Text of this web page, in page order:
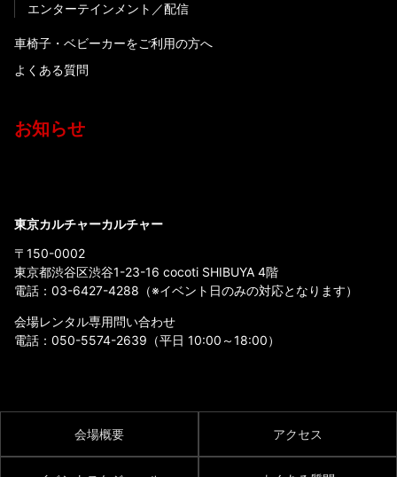
エンターテインメント
配信
車椅子・ベビーカーをご利用の方へ
よくある質問
お知らせ
東京カルチャーカルチャー
〒150-0002
東京都渋谷区渋谷1-23-16 cocoti SHIBUYA 4階
電話： 03-6427-4288 （※イベント日のみの対応となります）
会場レンタル専用問い合わせ
電話： 050-5574-2639 （平日 10:00～18:00）
会場概要 アクセス